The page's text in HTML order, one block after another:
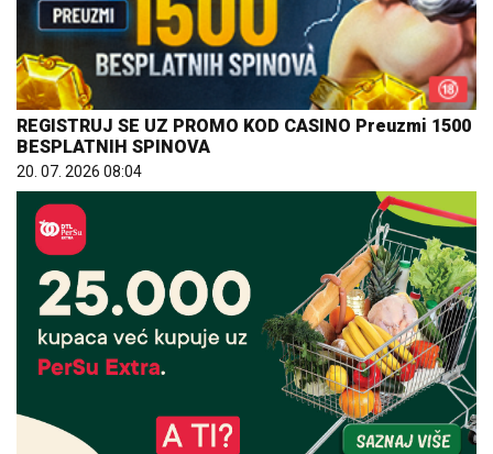
REGISTRUJ SE UZ PROMO KOD CASINO Preuzmi 1500
BESPLATNIH SPINOVA
20. 07. 2026 08:04